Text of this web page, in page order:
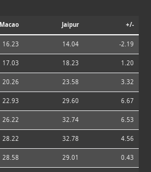
Macao Jaipur +/-
16.23 14.04 -2.19
17.03 18.23 1.20
20.26 23.58 3.32
22.93 29.60 6.67
26.22 32.74 6.53
28.22 32.78 4.56
28.58 29.01 0.43